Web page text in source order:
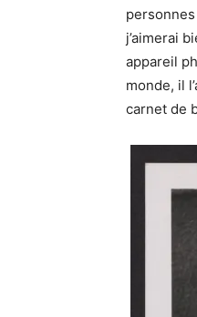
j’aimerai
appareil
monde, il
carnet de